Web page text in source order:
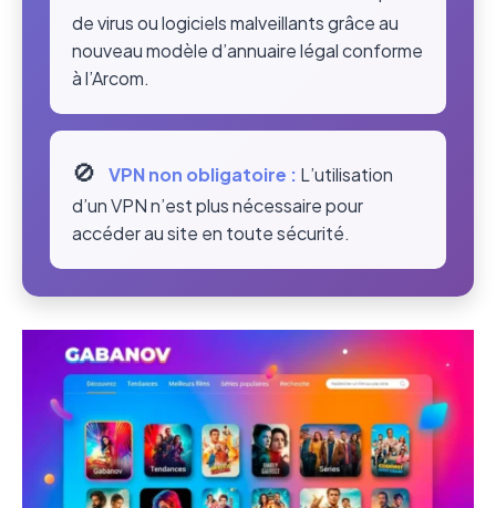
de virus ou logiciels malveillants grâce au
nouveau modèle d’annuaire légal conforme
à l’Arcom.
🚫 VPN non obligatoire : L’utilisation
d’un VPN n’est plus nécessaire pour
accéder au site en toute sécurité.